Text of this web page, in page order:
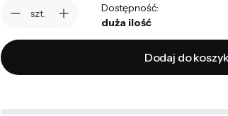
szt.
Dostępność:
duża ilość
Dodaj do